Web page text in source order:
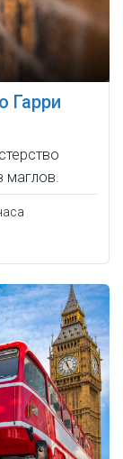
Гарри
маглов.